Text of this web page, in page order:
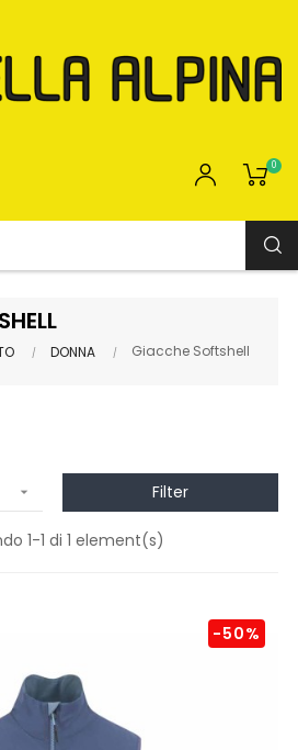
0
DONNA Giacche Softshell
 Filter
1-1 di 1 element(s)
-50%